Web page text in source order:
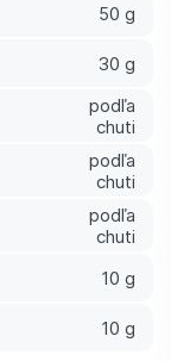
50 g
30 g
podľa
chuti
podľa
chuti
podľa
chuti
10 g
10 g